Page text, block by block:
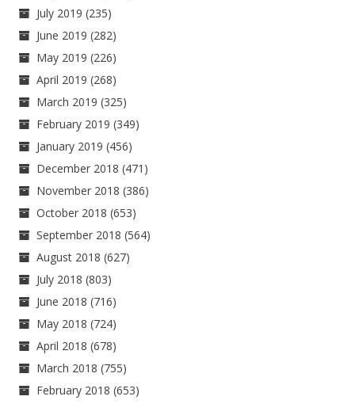
July 2019 (235)
June 2019 (282)
May 2019 (226)
April 2019 (268)
March 2019 (325)
February 2019 (349)
January 2019 (456)
December 2018 (471)
November 2018 (386)
October 2018 (653)
September 2018 (564)
August 2018 (627)
July 2018 (803)
June 2018 (716)
May 2018 (724)
April 2018 (678)
March 2018 (755)
February 2018 (653)